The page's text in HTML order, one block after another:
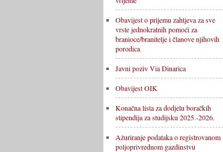
Obavijest o prijemu zahtjeva za sve
vrste jednokratnih pomoći za
branioce/branitelje i članove njihovih
porodica
Javni poziv Via Dinarica
Obavijest OIK
Konačna lista za dodjelu boračkih
stipendija za studijsku 2025.-2026.
Ažuriranje podataka o registrovanom
poljoprivrednom gazdinstvu